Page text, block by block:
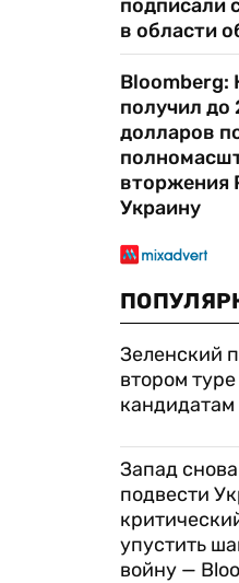
подписали
в области
Bloomberg:
получил до
долларов
вторжения
Украину
Зеленский
втором
Запад
подвести
упустить
войну —